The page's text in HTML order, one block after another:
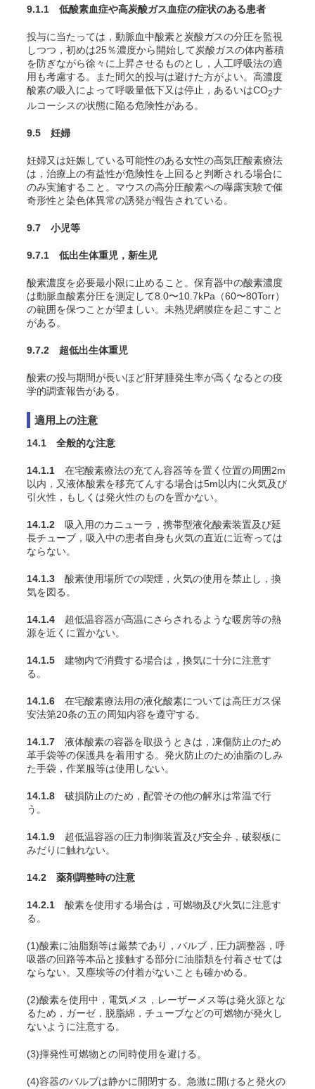
9.1.1 低酸素血症や高炭酸ガス血症の症状のある患者
投与に当たっては，動脈血中酸素と炭酸ガスの分圧を監視
しつつ，初めは25％濃度から開始して炭酸ガスの体内蓄積
を防ぎながら徐々に上昇させるものとし，人工呼吸法の適
用も考慮する。また間欠的投与は避けた方がよい。高濃度
酸素の吸入によって呼吸量低下又は停止，あるいはCO2ナ
ルコーシスの状態に陥る危険性がある 。
9.5 妊婦
妊婦又は妊娠している可能性のある女性の高気圧酸素療法
は，治療上の有益性が危険性を上回ると判断される場合に
のみ実施すること。マウスの高分圧酸素への曝露実験で催
奇形性と染色体異常の誘発が報告されている 。
9.7 小児等
9.7.1 低出生体重児，新生児
酸素濃度を必要最小限に止めること。保育器中の酸素濃度
は動脈血酸素分圧を測定して8.0〜10.7kPa（60〜80Torr）
の範囲を保つことが望ましい。未熟児網膜症を起こすこと
がある 。
9.7.2 超低出生体重児
酸素の投与期間が長いほど肝芽腫発生率が高くなるとの疫
学的調査報告がある 。
適用上の注意
14.1 全般的な注意
14.1.1 在宅酸素療法の充てん容器等を置く位置の周囲2m
以内，又液体酸素を移充てんする場合は5m以内に火気及び
引火性，もしくは発火性のものを置かない。
14.1.2 吸入用のカニューラ，携帯型液化酸素装置及び延
長チューブ，吸入中の患者自身も火気の直近に近寄っては
ならない。
14.1.3 酸素使用場所での喫煙，火気の使用を禁止し，換
気を図る。
14.1.4 超低温容器が高温にさらされるような暖房等の熱
源を近くに置かない。
14.1.5 建物内で消費する場合は，換気に十分に注意す
る。
14.1.6 在宅酸素療法用の液化酸素については高圧ガス保
安法第20条の五の周知内容を遵守する。
14.1.7 液体酸素の容器を取扱うときは，凍傷防止のため
革手袋等の保護具を着用する。発火防止のため油脂のしみ
た手袋，作業服等は使用しない。
14.1.8 破損防止のため，配管その他の解氷は常温で行
う。
14.1.9 超低温容器の圧力制御装置及び安全弁，破裂板に
みだりに触れない。
14.2 薬剤調整時の注意
14.2.1 酸素を使用する場合は，可燃物及び火気に注意す
る。
(1)酸素に油脂類等は厳禁であり，バルブ，圧力調整器，呼
吸器の回路等本品と接触する部分に油脂類を付着させては
ならない。又塵埃等の付着がないことも確かめる。
(2)酸素を使用中，電気メス，レーザーメス等は発火源とな
るため，ガーゼ，脱脂綿，チューブなどの可燃物が発火し
ないように注意する 。
(3)揮発性可燃物との同時使用を避ける。
(4)容器のバルブは静かに開閉する。急激に開けると発火の